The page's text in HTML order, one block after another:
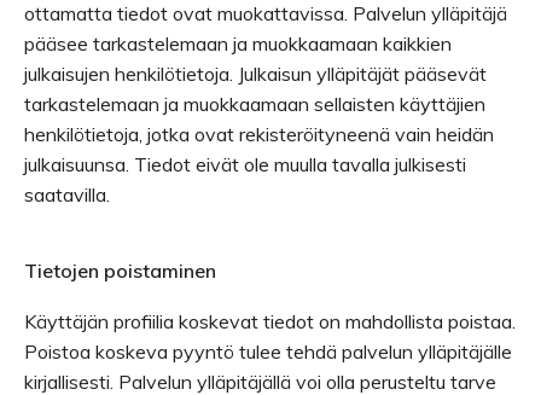
ottamatta tiedot ovat muokattavissa. Palvelun ylläpitäjä
pääsee tarkastelemaan ja muokkaamaan kaikkien
julkaisujen henkilötietoja. Julkaisun ylläpitäjät pääsevät
tarkastelemaan ja muokkaamaan sellaisten käyttäjien
henkilötietoja, jotka ovat rekisteröityneenä vain heidän
julkaisuunsa. Tiedot eivät ole muulla tavalla julkisesti
saatavilla.
Tietojen poistaminen
Käyttäjän profiilia koskevat tiedot on mahdollista poistaa.
Poistoa koskeva pyyntö tulee tehdä palvelun ylläpitäjälle
kirjallisesti. Palvelun ylläpitäjällä voi olla perusteltu tarve